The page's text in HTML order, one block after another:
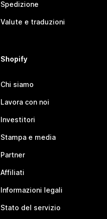
Spedizione
Valute e traduzioni
Shopify
Chi siamo
Lavora con noi
Investitori
Stampa e media
Partner
Affiliati
Informazioni legali
Stato del servizio